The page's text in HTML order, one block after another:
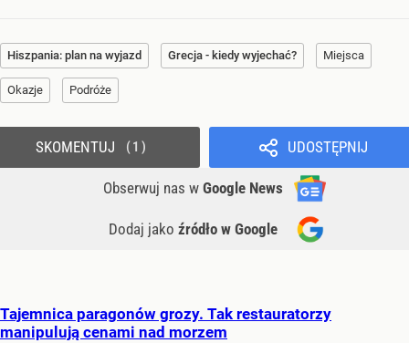
Hiszpania: plan na wyjazd Grecja - kiedy wyjechać? Miejsca
Okazje Podróże
UDOSTĘPNIJ
Obserwuj nas w Google News
Dodaj jako źródło w Google
SKOMENTUJ 1
Tajemnica paragonów grozy. Tak restauratorzy
manipulują cenami nad morzem